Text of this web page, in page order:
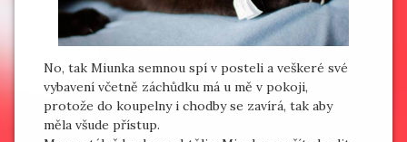
No, tak Miunka semnou spí v posteli a veškeré své
vybavení včetně záchůdku má u mě v pokoji,
protože do koupelny i chodby se zavírá, tak aby
měla všude přístup.